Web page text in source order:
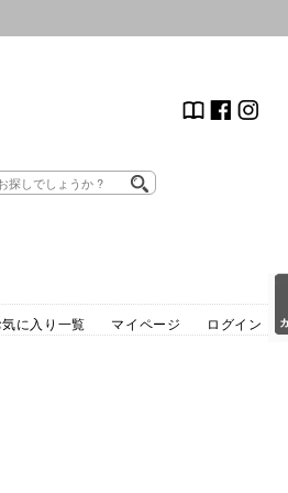
に入り一覧 マイページ ログイン